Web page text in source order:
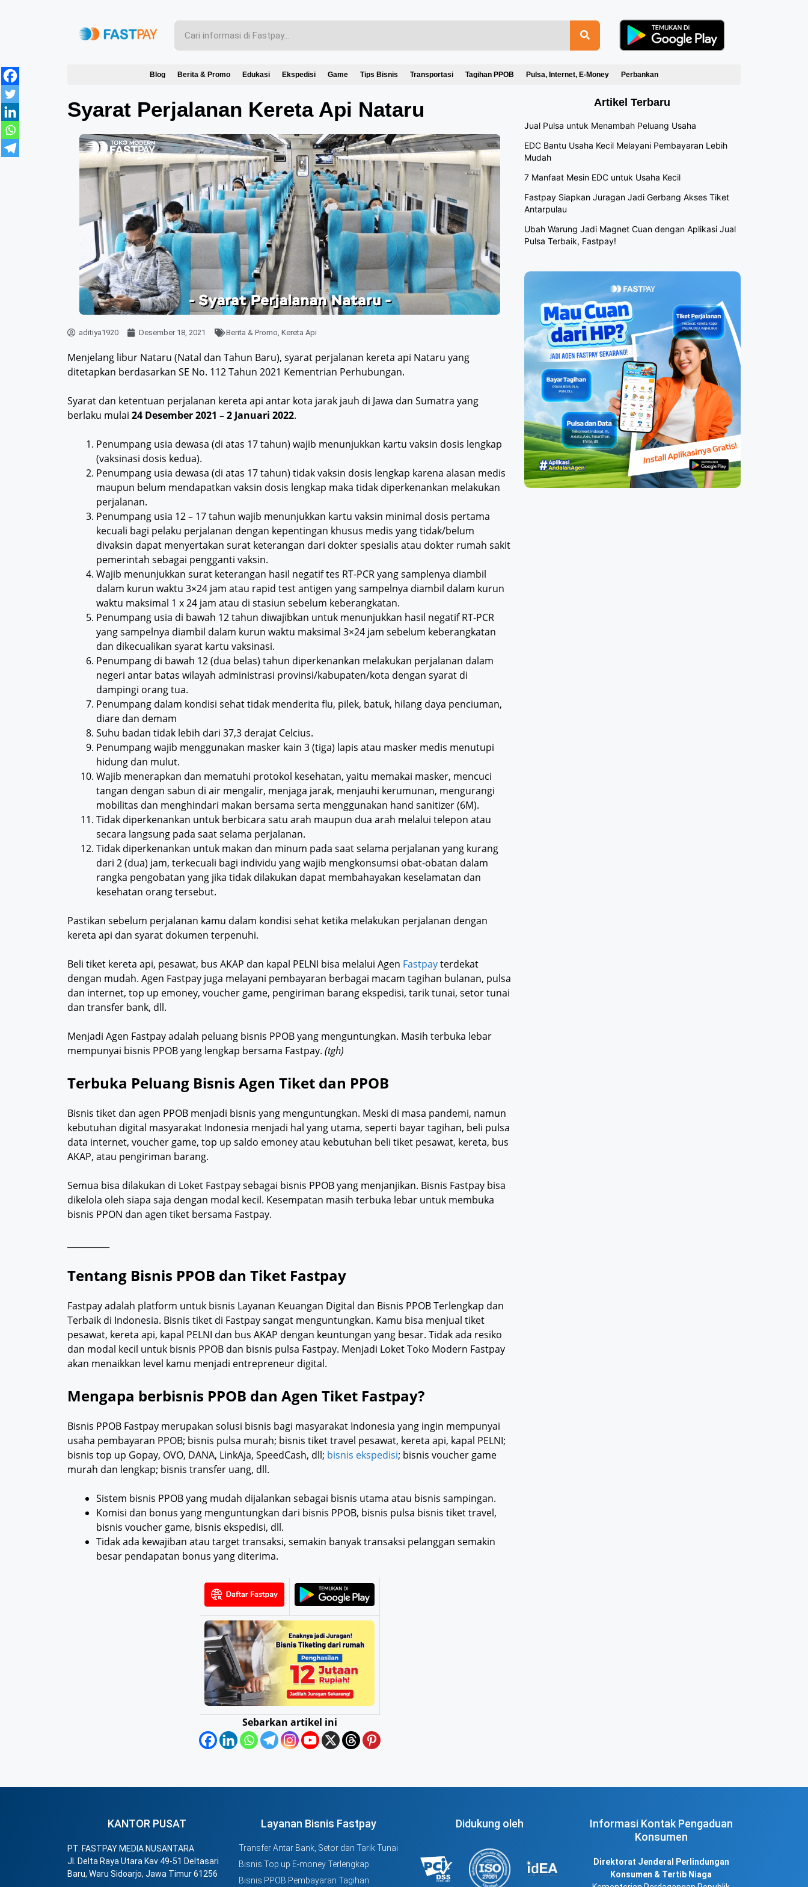
Blog Berita & Promo Edukasi Ekspedisi Game Tips Bisnis Transportasi Tagihan PPOB Pulsa, Internet, E-Money Perbankan
Syarat Perjalanan Kereta Api Nataru
aditiya1920 Desember 18, 2021 Berita & Promo, Kereta Api
Menjelang libur Nataru (Natal dan Tahun Baru), syarat perjalanan kereta api Nataru yang
ditetapkan berdasarkan SE No. 112 Tahun 2021 Kementrian Perhubungan.
Syarat dan ketentuan perjalanan kereta api antar kota jarak jauh di Jawa dan Sumatra yang
berlaku mulai 24 Desember 2021 – 2 Januari 2022.
Penumpang usia dewasa (di atas 17 tahun) wajib menunjukkan kartu vaksin dosis lengkap
(vaksinasi dosis kedua).
Penumpang usia dewasa (di atas 17 tahun) tidak vaksin dosis lengkap karena alasan medis
maupun belum mendapatkan vaksin dosis lengkap maka tidak diperkenankan melakukan
perjalanan.
Penumpang usia 12 – 17 tahun wajib menunjukkan kartu vaksin minimal dosis pertama
kecuali bagi pelaku perjalanan dengan kepentingan khusus medis yang tidak/belum
divaksin dapat menyertakan surat keterangan dari dokter spesialis atau dokter rumah sakit
pemerintah sebagai pengganti vaksin.
Wajib menunjukkan surat keterangan hasil negatif tes RT-PCR yang samplenya diambil
dalam kurun waktu 3×24 jam atau rapid test antigen yang sampelnya diambil dalam kurun
waktu maksimal 1 x 24 jam atau di stasiun sebelum keberangkatan.
Penumpang usia di bawah 12 tahun diwajibkan untuk menunjukkan hasil negatif RT-PCR
yang sampelnya diambil dalam kurun waktu maksimal 3×24 jam sebelum keberangkatan
dan dikecualikan syarat kartu vaksinasi.
Penumpang di bawah 12 (dua belas) tahun diperkenankan melakukan perjalanan dalam
negeri antar batas wilayah administrasi provinsi/kabupaten/kota dengan syarat di
dampingi orang tua.
Penumpang dalam kondisi sehat tidak menderita flu, pilek, batuk, hilang daya penciuman,
diare dan demam
Suhu badan tidak lebih dari 37,3 derajat Celcius.
Penumpang wajib menggunakan masker kain 3 (tiga) lapis atau masker medis menutupi
hidung dan mulut.
Wajib menerapkan dan mematuhi protokol kesehatan, yaitu memakai masker, mencuci
tangan dengan sabun di air mengalir, menjaga jarak, menjauhi kerumunan, mengurangi
mobilitas dan menghindari makan bersama serta menggunakan hand sanitizer (6M).
Tidak diperkenankan untuk berbicara satu arah maupun dua arah melalui telepon atau
secara langsung pada saat selama perjalanan.
Tidak diperkenankan untuk makan dan minum pada saat selama perjalanan yang kurang
dari 2 (dua) jam, terkecuali bagi individu yang wajib mengkonsumsi obat-obatan dalam
rangka pengobatan yang jika tidak dilakukan dapat membahayakan keselamatan dan
kesehatan orang tersebut.
Pastikan sebelum perjalanan kamu dalam kondisi sehat ketika melakukan perjalanan dengan
kereta api dan syarat dokumen terpenuhi.
Beli tiket kereta api, pesawat, bus AKAP dan kapal PELNI bisa melalui Agen Fastpayterdekat
dengan mudah. Agen Fastpay juga melayani pembayaran berbagai macam tagihan bulanan, pulsa
dan internet, top up emoney, voucher game, pengiriman barang ekspedisi, tarik tunai, setor tunai
dan transfer bank, dll.
Menjadi Agen Fastpay adalah peluang bisnis PPOB yang menguntungkan. Masih terbuka lebar
mempunyai bisnis PPOB yang lengkap bersama Fastpay. (tgh)
Terbuka Peluang Bisnis Agen Tiket dan PPOB
Bisnis tiket dan agen PPOB menjadi bisnis yang menguntungkan. Meski di masa pandemi, namun
kebutuhan digital masyarakat Indonesia menjadi hal yang utama, seperti bayar tagihan, beli pulsa
data internet, voucher game, top up saldo emoney atau kebutuhan beli tiket pesawat, kereta, bus
AKAP, atau pengiriman barang.
Semua bisa dilakukan di Loket Fastpay sebagai bisnis PPOB yang menjanjikan. Bisnis Fastpay bisa
dikelola oleh siapa saja dengan modal kecil. Kesempatan masih terbuka lebar untuk membuka
bisnis PPON dan agen tiket bersama Fastpay.
Tentang Bisnis PPOB dan Tiket Fastpay
Fastpay adalah platform untuk bisnis Layanan Keuangan Digital dan Bisnis PPOB Terlengkap dan
Terbaik di Indonesia. Bisnis tiket di Fastpay sangat menguntungkan. Kamu bisa menjual tiket
pesawat, kereta api, kapal PELNI dan bus AKAP dengan keuntungan yang besar. Tidak ada resiko
dan modal kecil untuk bisnis PPOB dan bisnis pulsa Fastpay. Menjadi Loket Toko Modern Fastpay
akan menaikkan level kamu menjadi entrepreneur digital.
Mengapa berbisnis PPOB dan Agen Tiket Fastpay?
Bisnis PPOB Fastpay merupakan solusi bisnis bagi masyarakat Indonesia yang ingin mempunyai
usaha pembayaran PPOB; bisnis pulsa murah; bisnis tiket travel pesawat, kereta api, kapal PELNI;
bisnis top up Gopay, OVO, DANA, LinkAja, SpeedCash, dll; bisnis ekspedisi; bisnis voucher game
murah dan lengkap; bisnis transfer uang, dll.
Sistem bisnis PPOB yang mudah dijalankan sebagai bisnis utama atau bisnis sampingan.
Komisi dan bonus yang menguntungkan dari bisnis PPOB, bisnis pulsa bisnis tiket travel,
bisnis voucher game, bisnis ekspedisi, dll.
Tidak ada kewajiban atau target transaksi, semakin banyak transaksi pelanggan semakin
besar pendapatan bonus yang diterima.
Sebarkan artikel ini
Artikel Terbaru
Jual Pulsa untuk Menambah Peluang Usaha
EDC Bantu Usaha Kecil Melayani Pembayaran Lebih
Mudah
7 Manfaat Mesin EDC untuk Usaha Kecil
Fastpay Siapkan Juragan Jadi Gerbang Akses Tiket
Antarpulau
Ubah Warung Jadi Magnet Cuan dengan Aplikasi Jual
Pulsa Terbaik, Fastpay!
KANTOR PUSAT
PT. FASTPAY MEDIA NUSANTARA
Jl. Delta Raya Utara Kav 49-51 Deltasari
Baru, Waru Sidoarjo, Jawa Timur 61256
Layanan Bisnis Fastpay
Transfer Antar Bank, Setor dan Tarik Tunai
Bisnis Top up E-money Terlengkap
Bisnis PPOB Pembayaran Tagihan
Didukung oleh
Informasi Kontak Pengaduan
Konsumen
Direktorat Jenderal Perlindungan
Konsumen & Tertib Niaga